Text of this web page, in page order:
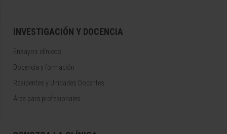
INVESTIGACIÓN Y DOCENCIA
Ensayos clínicos
Docencia y formación
Residentes y Unidades Docentes
Área para profesionales